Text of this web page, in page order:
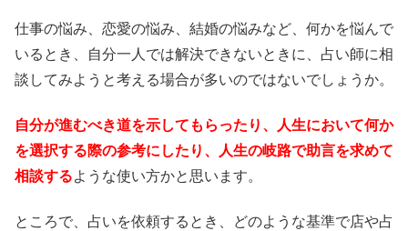
仕事の悩み、恋愛の悩み、結婚の悩みなど、何かを悩んで
いるとき、自分一人では解決できないときに、占い師に相
談してみようと考える場合が多いのではないでしょうか。
自分が進むべき道を示してもらったり、人生において何か
を選択する際の参考にしたり、人生の岐路で助言を求めて
相談するような使い方かと思います。
ところで、占いを依頼するとき、どのような基準で店や占